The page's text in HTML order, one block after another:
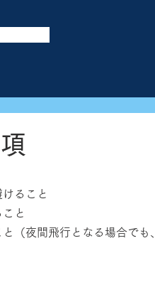
ること
と
（夜間飛行となる場合で